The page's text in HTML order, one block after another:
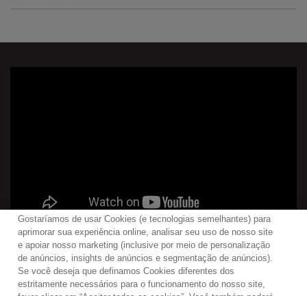
Contato Boletim de Notícias
Termos de Uso
Gostaríamos de usar Cookies (e tecnologias semelhantes) para
aprimorar sua experiência online, analisar seu uso de nosso site
e apoiar nosso marketing (inclusive por meio de personalização
de anúncios, insights de anúncios e segmentação de anúncios).
Se você deseja que definamos Cookies diferentes dos
estritamente necessários para o funcionamento do nosso site,